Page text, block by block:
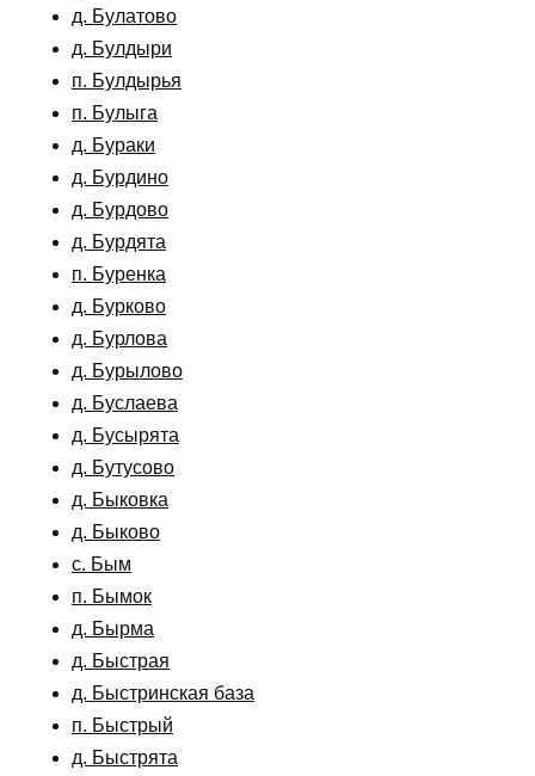
д. Булатово
д. Булдыри
п. Булдырья
п. Булыга
д. Бураки
д. Бурдино
д. Бурдово
д. Бурдята
п. Буренка
д. Бурково
д. Бурлова
д. Бурылово
д. Буслаева
д. Бусырята
д. Бутусово
д. Быковка
д. Быково
с. Бым
п. Бымок
д. Бырма
д. Быстрая
д. Быстринская база
п. Быстрый
д. Быстрята